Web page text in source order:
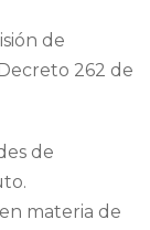
de
262 de
de
materia de